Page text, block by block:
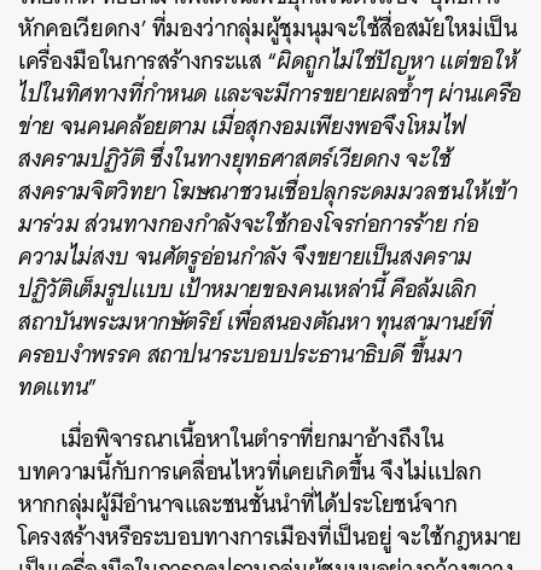
หักคอเวียดกง’ ที่มองว่ากลุ่มผู้ชุมนุมจะใช้สื่อสมัยใหม่เป็น
เครื่องมือในการสร้างกระแส “ผิดถูกไม่ใช่ปัญหา แต่ขอให้
ไปในทิศทางที่กำหนด และจะมีการขยายผลซ้ำๆ ผ่านเครือ
ข่าย จนคนคล้อยตาม เมื่อสุกงอมเพียงพอจึงโหมไฟ
สงครามปฏิวัติ ซึ่งในทางยุทธศาสตร์เวียดกง จะใช้
สงครามจิตวิทยา โฆษณาชวนเชื่อปลุกระดมมวลชนให้เข้า
มาร่วม ส่วนทางกองกำลังจะใช้กองโจรก่อการร้าย ก่อ
ความไม่สงบ จนศัตรูอ่อนกำลัง จึงขยายเป็นสงคราม
ปฏิวัติเต็มรูปแบบ เป้าหมายของคนเหล่านี้ คือล้มเลิก
สถาบันพระมหากษัตริย์ เพื่อสนองตัณหา ทุนสามานย์ที่
ครอบงำพรรค สถาปนาระบอบประธานาธิบดี ขึ้นมา
ทดแทน”
เมื่อพิจารณาเนื้อหาในตำราที่ยกมาอ้างถึงใน
บทความนี้กับการเคลื่อนไหวที่เคยเกิดขึ้น จึงไม่แปลก
หากกลุ่มผู้มีอำนาจและชนชั้นนำที่ได้ประโยชน์จาก
โครงสร้างหรือระบอบทางการเมืองที่เป็นอยู่ จะใช้กฎหมาย